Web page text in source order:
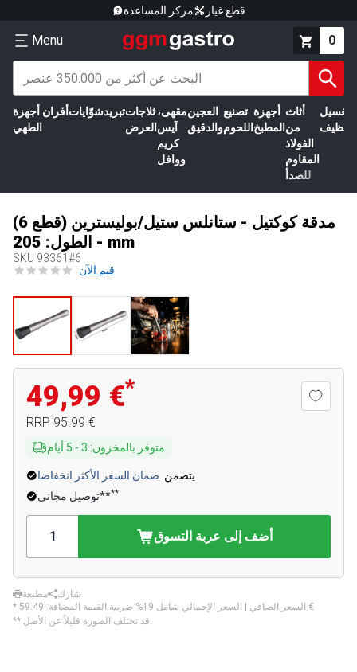
مركز المساعدة قطع غيار
Menu 0
أجهزة
الطهي
أفران شوّاياتتبريدثلاجات
العرض
مقهى،
آيس
كريم
ووافل
العجين
والدقيق
تصنيع
اللحوم
أجهزة
المطبخ
أثاث
من
الفولاذ
المقاوم
للصدأ
الغسيل
(6 قطع) مدقة كوكتيل - ستانلس ستيل/بوليسترين
- الطول: 205 mm
SKU 93361#6
قيم الآن
49,99 €*
RRP ‏95.99 €
متوفر بالمخزون:
3
-
5 أيام
يتضمن. ضمان السعر الأكثر انخفاضا
توصيل مجاني****
أضف إلى عربة التسوق
مطبعة
شارك
* السعر الصافي | السعر الإجمالي شامل 19% ضريبة القيمة المضافة: ‏59.49 €
** قد تختلف الصورة قليلاً عن الأصل.